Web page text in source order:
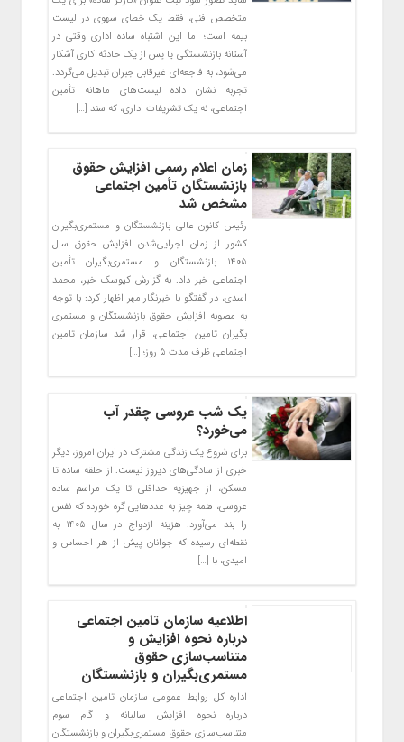
متخصص فنی، فقط یک خطای سهوی در لیست
بیمه است؛ اما این اشتباه ساده اداری وقتی در
آستانه بازنشستگی یا پس از یک حادثه کاری آشکار
می‌شود، به فاجعه‌ای غیرقابل جبران تبدیل می‌گردد.
تجربه نشان داده لیست‌های ماهانه تأمین
اجتماعی، نه یک تشریفات اداری، که سند […]
زمان اعلام رسمی افزایش حقوق
بازنشستگان تأمین اجتماعی
مشخص شد
رئیس کانون عالی بازنشستگان و مستمری‌بگیران
کشور از زمان اجرایی‌شدن افزایش حقوق سال
۱۴۰۵ بازنشستگان و مستمری‌بگیران تأمین
اجتماعی خبر داد. به گزارش کیوسک خبر، محمد
اسدی، در گفتگو با خبرنگار مهر اظهار کرد: با توجه
به مصوبه افزایش حقوق بازنشستگان و مستمری
بگیران تامین اجتماعی، قرار شد سازمان تامین
اجتماعی ظرف مدت ۵ روز؛ […]
یک شب عروسی چقدر آب
می‌خورد؟
برای شروع یک زندگی مشترک در ایران امروز، دیگر
خبری از سادگی‌های دیروز نیست. از حلقه ساده تا
مسکن، از جهیزیه حداقلی تا یک مراسم ساده
عروسی، همه چیز به عددهایی گره خورده که نفس
را بند می‌آورد. هزینه ازدواج در سال ۱۴۰۵ به
نقطه‌ای رسیده که جوانان پیش از هر احساس و
امیدی، با […]
اطلاعیه سازمان تامین اجتماعی
درباره نحوه افزایش و
متناسب‌سازی حقوق
مستمری‌بگیران و بازنشستگان
اداره کل روابط عمومی سازمان تامین اجتماعی
درباره نحوه افزایش سالیانه و گام سوم
متناسب‌سازی حقوق مستمری‌بگیران و بازنشستگان